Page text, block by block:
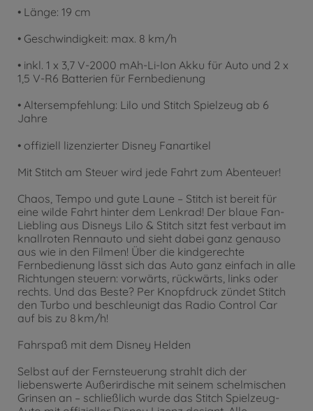
• Länge: 19 cm
• Geschwindigkeit: max. 8 km/h
• inkl. 1 x 3,7 V-2000 mAh-Li-Ion Akku für Auto und 2 x
1,5 V-R6 Batterien für Fernbedienung
• Altersempfehlung: Lilo und Stitch Spielzeug ab 6
Jahre
• offiziell lizenzierter Disney Fanartikel
Mit Stitch am Steuer wird jede Fahrt zum Abenteuer!
Chaos, Tempo und gute Laune – Stitch ist bereit für
eine wilde Fahrt hinter dem Lenkrad! Der blaue Fan-
Liebling aus Disneys Lilo & Stitch sitzt fest verbaut im
knallroten Rennauto und sieht dabei ganz genauso
aus wie in den Filmen! Über die kindgerechte
Fernbedienung lässt sich das Auto ganz einfach in alle
Richtungen steuern: vorwärts, rückwärts, links oder
rechts. Und das Beste? Per Knopfdruck zündet Stitch
den Turbo und beschleunigt das Radio Control Car
auf bis zu 8 km/h!
Fahrspaß mit dem Disney Helden
Selbst auf der Fernsteuerung strahlt dich der
liebenswerte Außerirdische mit seinem schelmischen
Grinsen an – schließlich wurde das Stitch Spielzeug-